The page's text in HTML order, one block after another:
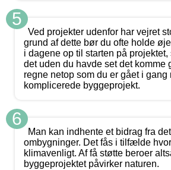
5
Ved projekter udenfor har vejret
grund af dette bør du ofte holde
i dagene op til starten på
det uden du havde set det komme
regne netop som du er gået i gang
komplicerede byggeprojekt.
6
Man kan indhente et bidrag fra
ombygninger. Det fås i tilfælde
klimavenligt. Af få støtte beroer
byggeprojektet påvirker naturen.